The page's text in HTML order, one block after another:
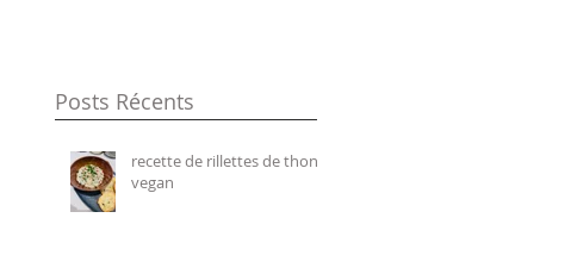
Posts Récents
recette de rillettes de thon
vegan